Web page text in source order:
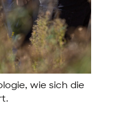
wie sich die